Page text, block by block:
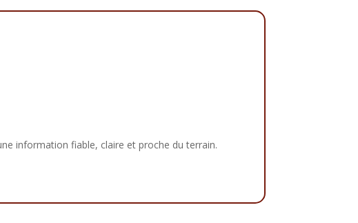
information fiable, claire et proche du terrain.